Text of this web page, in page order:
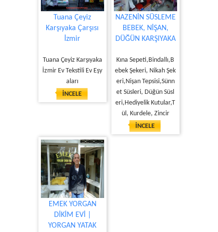
KUANTUM
Tuana Çeyiz
Karşıyaka Çarşısı
İzmir
Tuana Çeyiz Karşıyaka
İzmir Ev Tekstili Ev Eşy
aları
İNCELE
NAZENİN SÜSLEME
BEBEK, NİŞAN,
DÜĞÜN KARŞIYAKA
Kına Sepeti,Bindallı,B
ebek Şekeri, Nikah Şek
eri,Nişan Tepsisi,Sünn
et Süsleri, Düğün Süsl
eri,Hediyelik Kutular,T
ül, Kurdele, Zincir
İNCELE
EMEK YORGAN
DİKİM EVİ |
YORGAN YATAK